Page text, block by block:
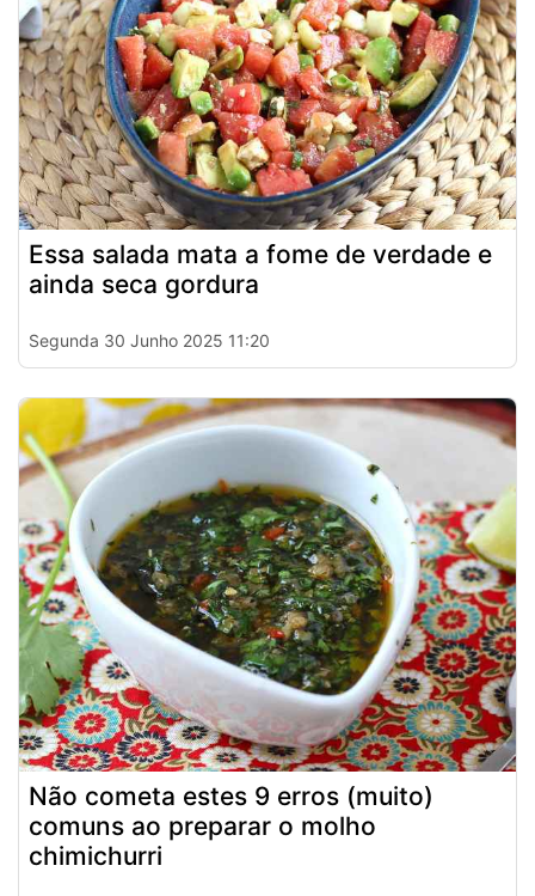
Essa salada mata a fome de verdade e
ainda seca gordura
Segunda 30 Junho 2025 11:20
Não cometa estes 9 erros (muito)
comuns ao preparar o molho
chimichurri